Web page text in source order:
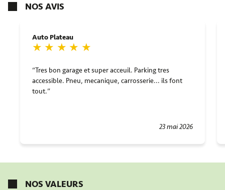
NOS AVIS
Auto Plateau
23 mai 2026
Tres bon garage et super acceuil. Parking tres
accessible. Pneu, mecanique, carrosserie... ils font
tout.
NOS VALEURS